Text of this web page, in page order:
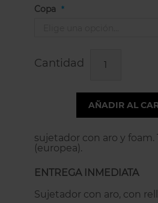
Copa
Cantidad
AÑADIR AL
sujetador con aro y foam.
(europea).
ENTREGA INMEDIATA
Sujetador con aro, con